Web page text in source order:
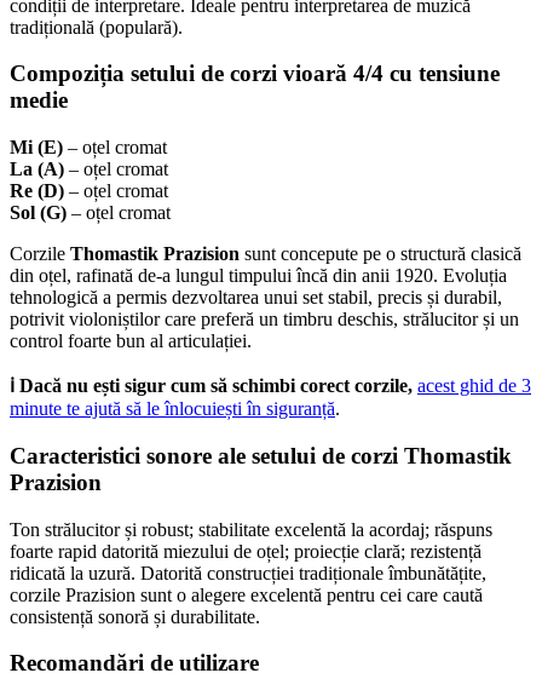
condiții de interpretare. Ideale pentru interpretarea de muzică
tradițională (populară).
Compoziția setului de corzi vioară 4/4 cu tensiune
medie
Mi (E) – oțel cromat
La (A) – oțel cromat
Re (D) – oțel cromat
Sol (G) – oțel cromat
Corzile Thomastik Prazision sunt concepute pe o structură clasică
din oțel, rafinată de-a lungul timpului încă din anii 1920. Evoluția
tehnologică a permis dezvoltarea unui set stabil, precis și durabil,
potrivit violoniștilor care preferă un timbru deschis, strălucitor și un
control foarte bun al articulației.
ℹ️ Dacă nu ești sigur cum să schimbi corect corzile, acest ghid de 3
minute te ajută să le înlocuiești în siguranță.
Caracteristici sonore ale setului de corzi Thomastik
Prazision
Ton strălucitor și robust; stabilitate excelentă la acordaj; răspuns
foarte rapid datorită miezului de oțel; proiecție clară; rezistență
ridicată la uzură. Datorită construcției tradiționale îmbunătățite,
corzile Prazision sunt o alegere excelentă pentru cei care caută
consistență sonoră și durabilitate.
Recomandări de utilizare